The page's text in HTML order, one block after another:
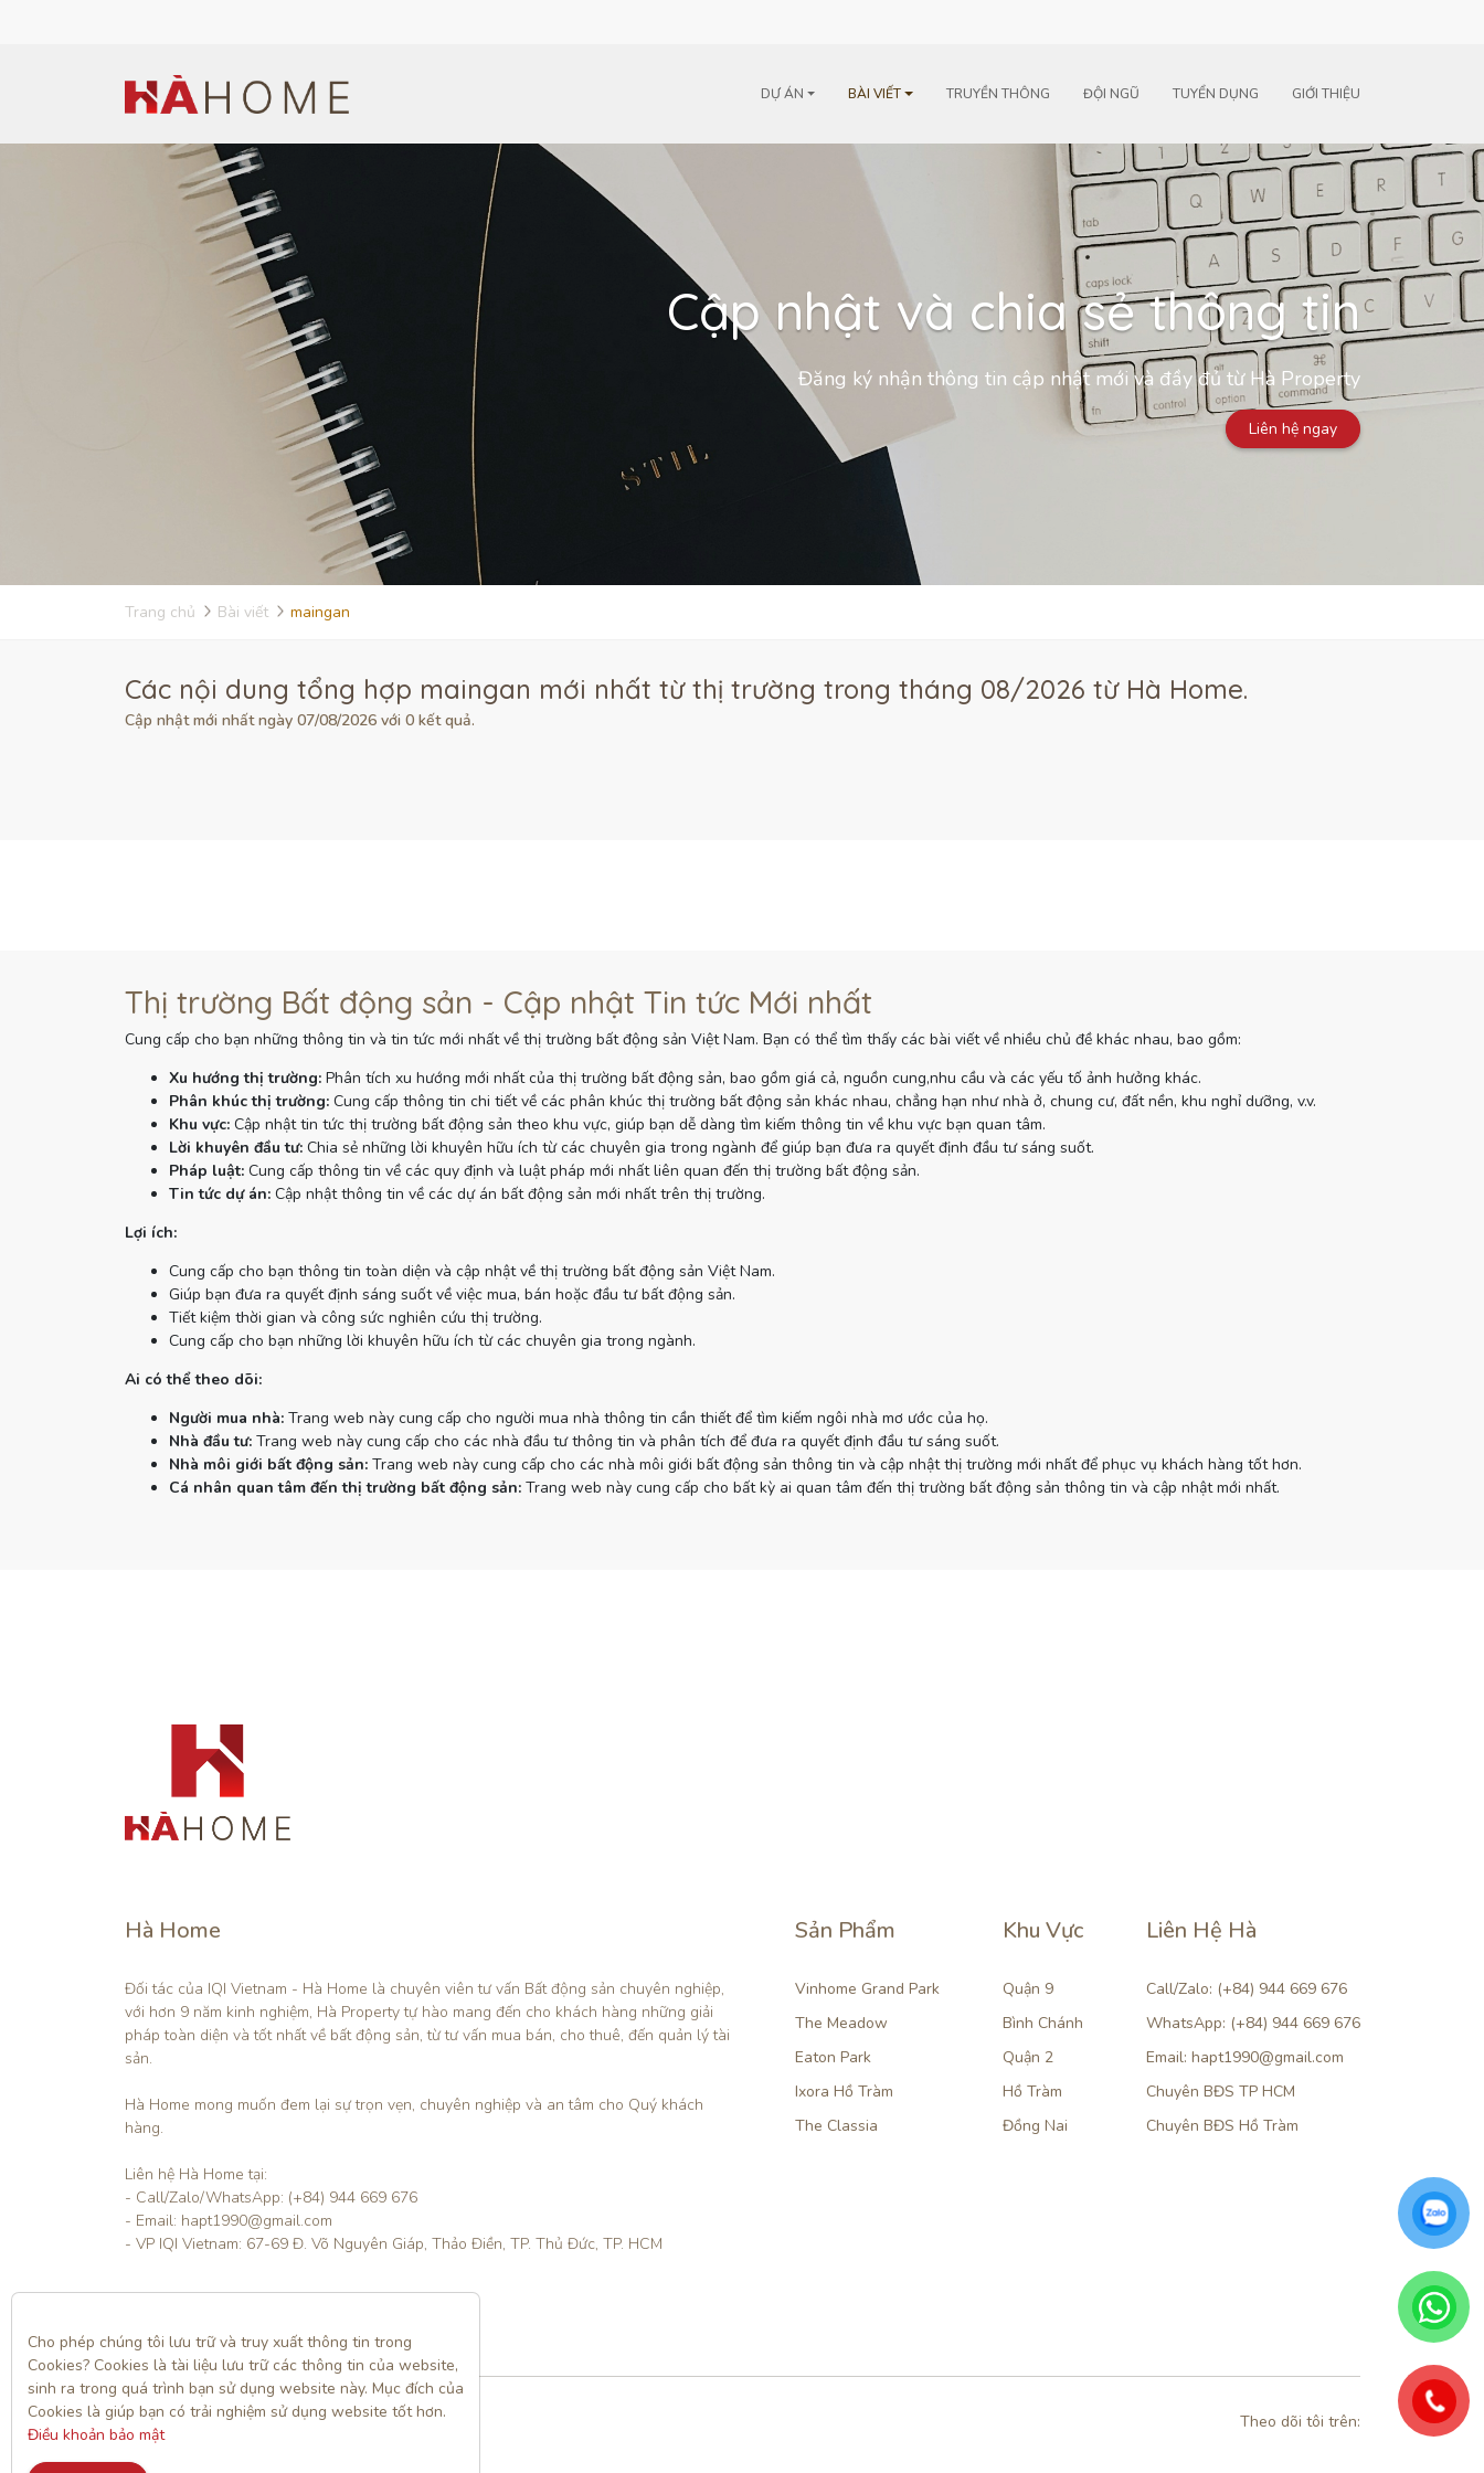
DỰ ÁN BÀI VIẾT TRUYỀN THÔNG ĐỘI NGŨ TUYỂN DỤNG GIỚI THIỆU
Cập nhật và chia sẻ thông tin
Đăng ký nhận thông tin cập nhật mới và đầy đủ từ Hà Property
Liên hệ ngay
Trang chủ Bài viết maingan
Các nội dung tổng hợp maingan mới nhất từ thị trường trong tháng 08/2026 từ Hà Home.
Cập nhật mới nhất ngày 07/08/2026 với 0 kết quả.
Thị trường Bất động sản - Cập nhật Tin tức Mới nhất
Cung cấp cho bạn những thông tin và tin tức mới nhất về thị trường bất động sản Việt Nam. Bạn có thể tìm thấy các bài viết về nhiều chủ đề khác nhau, bao gồm:
Xu hướng thị trường:Phân tích xu hướng mới nhất của thị trường bất động sản, bao gồm giá cả, nguồn cung,nhu cầu và các yếu tố ảnh hưởng khác.
Phân khúc thị trường:Cung cấp thông tin chi tiết về các phân khúc thị trường bất động sản khác nhau, chẳng hạn như nhà ở, chung cư, đất nền, khu nghỉ dưỡng, v.v.
Khu vực:Cập nhật tin tức thị trường bất động sản theo khu vực, giúp bạn dễ dàng tìm kiếm thông tin về khu vực bạn quan tâm.
Lời khuyên đầu tư:Chia sẻ những lời khuyên hữu ích từ các chuyên gia trong ngành để giúp bạn đưa ra quyết định đầu tư sáng suốt.
Pháp luật:Cung cấp thông tin về các quy định và luật pháp mới nhất liên quan đến thị trường bất động sản.
Tin tức dự án:Cập nhật thông tin về các dự án bất động sản mới nhất trên thị trường.
Lợi ích:
Cung cấp cho bạn thông tin toàn diện và cập nhật về thị trường bất động sản Việt Nam.
Giúp bạn đưa ra quyết định sáng suốt về việc mua, bán hoặc đầu tư bất động sản.
Tiết kiệm thời gian và công sức nghiên cứu thị trường.
Cung cấp cho bạn những lời khuyên hữu ích từ các chuyên gia trong ngành.
Ai có thể theo dõi:
Người mua nhà:Trang web này cung cấp cho người mua nhà thông tin cần thiết để tìm kiếm ngôi nhà mơ ước của họ.
Nhà đầu tư:Trang web này cung cấp cho các nhà đầu tư thông tin và phân tích để đưa ra quyết định đầu tư sáng suốt.
Nhà môi giới bất động sản:Trang web này cung cấp cho các nhà môi giới bất động sản thông tin và cập nhật thị trường mới nhất để phục vụ khách hàng tốt hơn.
Cá nhân quan tâm đến thị trường bất động sản:Trang web này cung cấp cho bất kỳ ai quan tâm đến thị trường bất động sản thông tin và cập nhật mới nhất.
Hà Home
Đối tác của IQI Vietnam - Hà Home là chuyên viên tư vấn Bất động sản chuyên nghiệp,
với hơn 9 năm kinh nghiệm, Hà Property tự hào mang đến cho khách hàng những giải
pháp toàn diện và tốt nhất về bất động sản, từ tư vấn mua bán, cho thuê, đến quản lý tài
sản.
Hà Home mong muốn đem lại sự trọn vẹn, chuyên nghiệp và an tâm cho Quý khách
hàng.
Liên hệ Hà Home tại:
- Call/Zalo/WhatsApp: (+84) 944 669 676
- Email: hapt1990@gmail.com
- VP IQI Vietnam: 67-69 Đ. Võ Nguyên Giáp, Thảo Điền, TP. Thủ Đức, TP. HCM
Sản Phẩm
Vinhome Grand Park
The Meadow
Eaton Park
Ixora Hồ Tràm
The Classia
Khu Vực
Quận 9
Bình Chánh
Quận 2
Hồ Tràm
Đồng Nai
Liên Hệ Hà
Call/Zalo: (+84) 944 669 676
WhatsApp: (+84) 944 669 676
Email: hapt1990@gmail.com
Chuyên BĐS TP HCM
Chuyên BĐS Hồ Tràm
Theo dõi tôi trên:
Cho phép chúng tôi lưu trữ và truy xuất thông tin trong
Cookies? Cookies là tài liệu lưu trữ các thông tin của website,
sinh ra trong quá trình bạn sử dụng website này. Mục đích của
Điều khoản bảo mật